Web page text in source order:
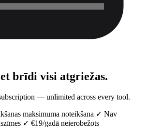
brīdi visi atgriežas.
— unlimited across every tool.
maksimuma noteikšana ✓ Nav
✓ €19/gadā neierobežots